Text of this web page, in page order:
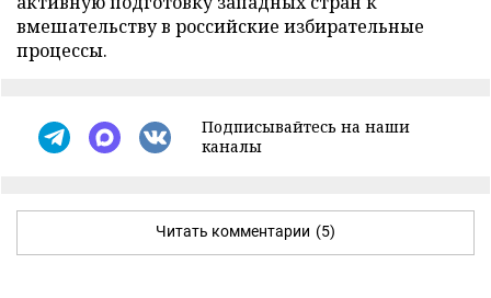
вмешательству в российские избирательные
процессы.
Подписывайтесь на наши
каналы
Читать комментарии (5)